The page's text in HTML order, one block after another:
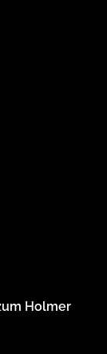
Holmer